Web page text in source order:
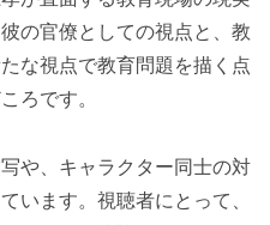
の官僚としての視点と、教
な視点で教育問題を描く点
ろです。
や、キャラクター同士の対
います。視聴者にとって、